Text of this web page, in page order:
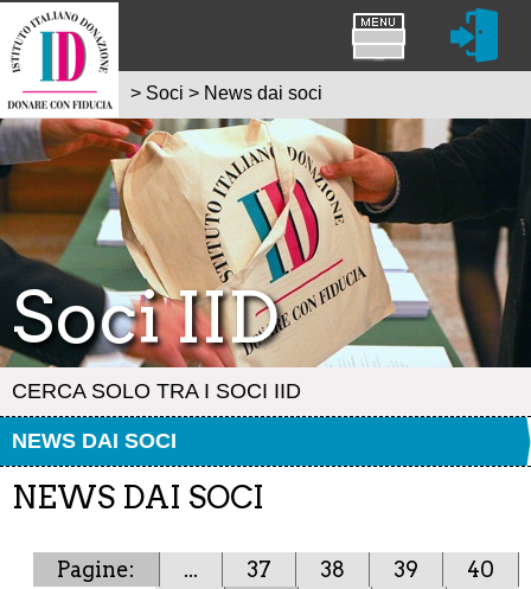
Soci IID
CERCA SOLO TRA I SOCI IID
NEWS DAI SOCI
> Soci > News dai soci
NEWS DAI SOCI
Pagine: ... 37 38 39
40